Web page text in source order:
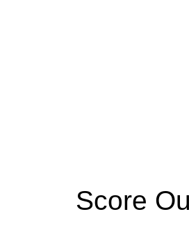
Score